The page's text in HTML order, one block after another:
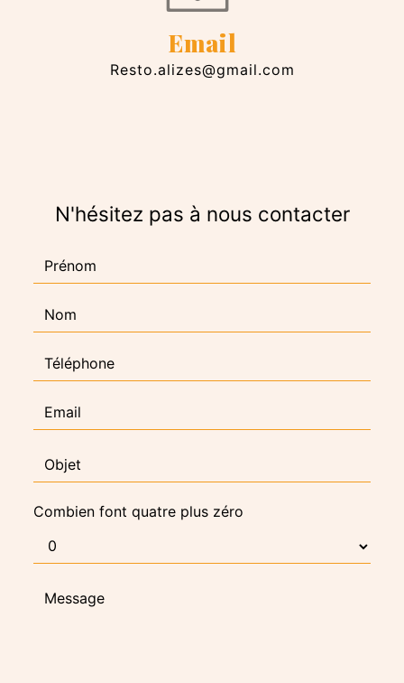
Email
resto.alizes@gmail.com
N'hésitez pas à nous contacter
Combien font quatre plus zéro